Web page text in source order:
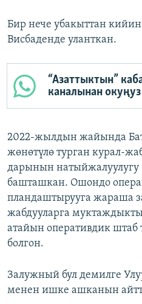
Бир нече убакыттан
Висбаденде уланткан.
“Азаттыктын”
каналынан окуңуз
2022-жылдын жайында
жөнөтүлө турган курал-
дарынын
башташкан. Ошондо
пландаштырууга жараша
жабдууларга
атайын оперативдик штаб
болгон.
Залужный бул демилге
менен ишке ашканын